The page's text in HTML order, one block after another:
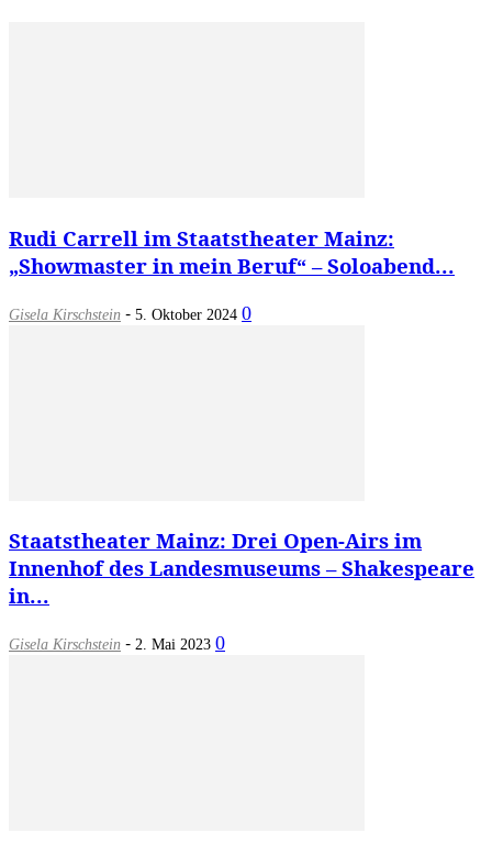
Rudi Carrell im Staatstheater Mainz:
„Showmaster in mein Beruf“ – Soloabend...
Gisela Kirschstein - 5. Oktober 2024 0
Staatstheater Mainz: Drei Open-Airs im
Innenhof des Landesmuseums – Shakespeare
in...
Gisela Kirschstein - 2. Mai 2023 0